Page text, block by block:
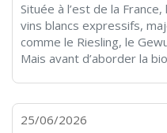
Située à l’est de la
vins blancs expressifs,
comme le Riesling, le
Mais avant d’aborder la
25/06/2026